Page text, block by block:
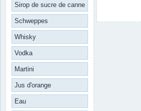
Sirop de sucre de canne
Schweppes
Whisky
Vodka
Martini
Jus d'orange
Eau